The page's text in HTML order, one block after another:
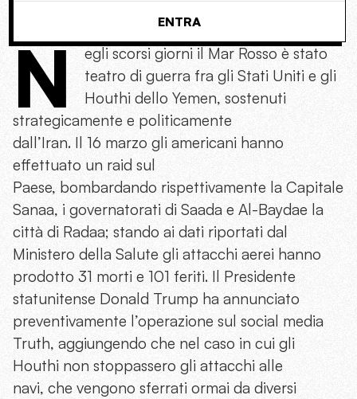
ENTRA
N
egli scorsi giorni il Mar Rosso è stato
teatro di guerra fra gli Stati Uniti e gli
Houthi dello Yemen, sostenuti
strategicamente e politicamente
dall’Iran. Il 16 marzo gli americani hanno
effettuato un raid sul
Paese, bombardando rispettivamente la Capitale
Sanaa, i governatorati di Saada e Al-Baydae la
città di Radaa; stando ai dati riportati dal
Ministero della Salute gli attacchi aerei hanno
prodotto 31 morti e 101 feriti. Il Presidente
statunitense Donald Trump ha annunciato
preventivamente l’operazione sul social media
Truth, aggiungendo che nel caso in cui gli
Houthi non stoppassero gli attacchi alle
navi, che vengono sferrati ormai da diversi